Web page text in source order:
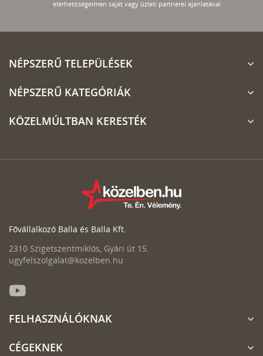
elérhetőségeimen saját vagy üzleti partnerei ajánlatával.
NÉPSZERŰ TELEPÜLÉSEK
NÉPSZERŰ KATEGÓRIÁK
KÖZELMÚLTBAN KERESTÉK
Fővállalkozó Balla és Balla Kft.
2310 Szigetszentmiklós, Gyári út 15.
ugyfelszolgalat@kozelben.hu
FELHASZNÁLÓKNAK
CÉGEKNEK